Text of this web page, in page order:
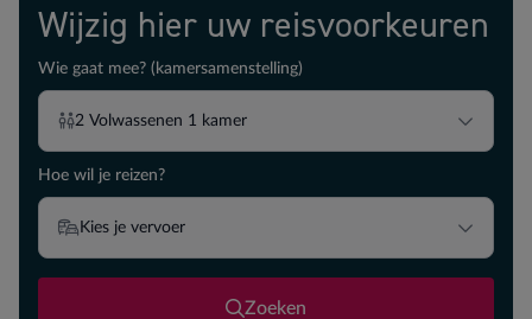
Wijzig hier uw reisvoorkeuren
Wie gaat mee? (kamersamenstelling)
2 Volwassenen 1 kamer
Hoe wil je reizen?
Kies je vervoer
Zoeken